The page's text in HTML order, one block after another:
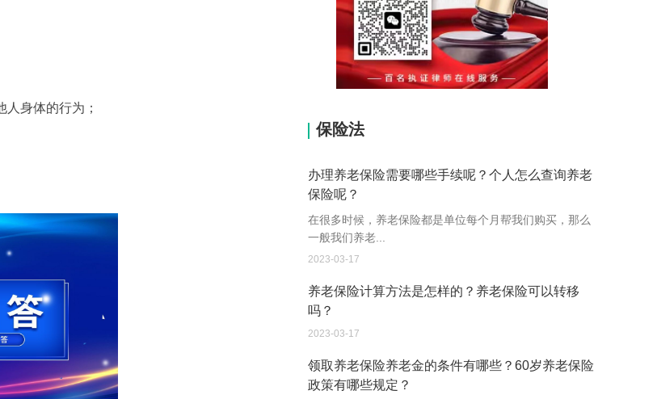
人身体的行为；
保险法
办理养老保险需要哪些手续呢？个人怎么查询养老
保险呢？
在很多时候，养老保险都是单位每个月帮我们购买，那么
一般我们养老...
2023-03-17
养老保险计算方法是怎样的？养老保险可以转移
吗？
2023-03-17
领取养老保险养老金的条件有哪些？60岁养老保险
政策有哪些规定？